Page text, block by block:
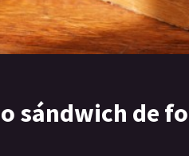
sándwich de